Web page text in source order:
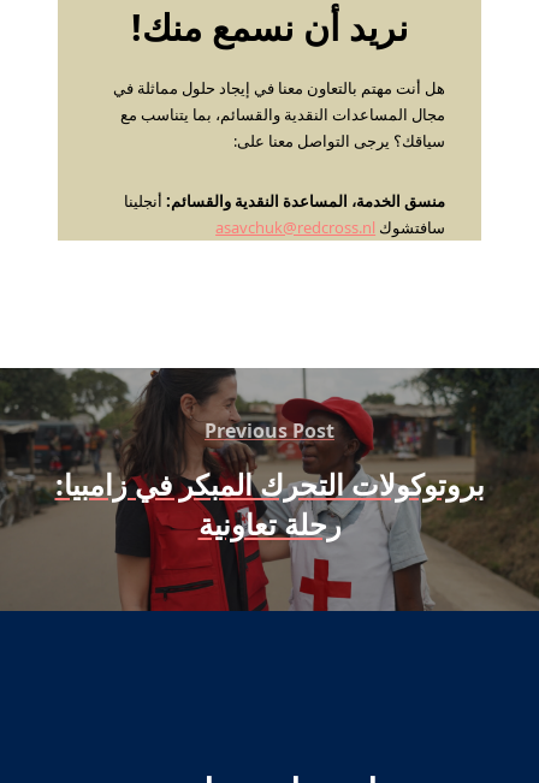
نريد أن نسمع منك!
هل أنت مهتم بالتعاون معنا في إيجاد حلول مماثلة في
مجال المساعدات النقدية والقسائم، بما يتناسب مع
سياقك؟ يرجى التواصل معنا على:
منسق الخدمة، المساعدة النقدية والقسائم:أنجلينا
سافتشوك asavchuk@redcross.nl
Previous Post
بروتوكولات التحرك المبكر في زامبيا:
رحلة تعاونية